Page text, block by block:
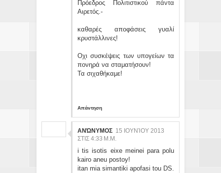
Πρόεδρος Πολιτιστικού πάντα
Αιρετός.-
καθαρές αποφάσεις γυαλί
κρυστάλλινες!
Οχι συσκέψεις των υπογείων τα
πονηρά να σταματήσουν!
Τα σιχαθήκαμε!
Απάντηση
ΑΝΏΝΥΜΟΣ 15 ΙΟΥΝΊΟΥ 2013
ΣΤΙΣ 4:33 Μ.Μ.
i tis isotis eixe meinei para polu
kairo aneu postoy!
itan mia simantiki apofasi tou DS.